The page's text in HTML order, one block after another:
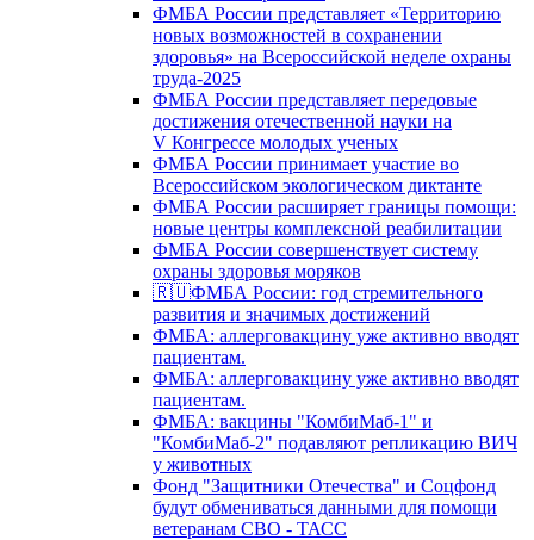
ФМБА России представляет «Территорию
новых возможностей в сохранении
здоровья» на Всероссийской неделе охраны
труда-2025
ФМБА России представляет передовые
достижения отечественной науки на
V Конгрессе молодых ученых
ФМБА России принимает участие во
Всероссийском экологическом диктанте
ФМБА России расширяет границы помощи:
новые центры комплексной реабилитации
ФМБА России совершенствует систему
охраны здоровья моряков
🇷🇺ФМБА России: год стремительного
развития и значимых достижений
ФМБА: аллерговакцину уже активно вводят
пациентам.
ФМБА: аллерговакцину уже активно вводят
пациентам.
ФМБА: вакцины "КомбиМаб-1" и
"КомбиМаб-2" подавляют репликацию ВИЧ
у животных
Фонд "Защитники Отечества" и Соцфонд
будут обмениваться данными для помощи
ветеранам СВО - ТАСС